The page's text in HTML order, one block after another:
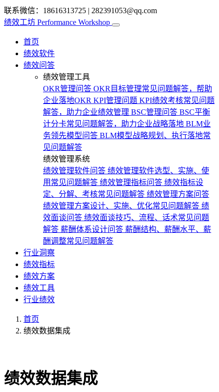
联系微信：18616313725 | 282391053@qq.com
绩效工坊 Performance Workshop
首页
绩效软件
绩效问答
绩效管理工具
OKR管理问答 OKR目标管理常见问题解答，帮助
企业落地OKR KPI管理问题 KPI绩效考核常见问题
解答，助力企业绩效管理 BSC管理问答 BSC平衡
计分卡常见问题解答，助力企业战略落地 BLM业
务领先模型问答 BLM模型战略规划、执行落地常
见问题解答
绩效管理系统
绩效管理软件问答 绩效管理软件选型、实施、使
用常见问题解答 绩效管理指标问答 绩效指标设
定、分解、考核常见问题解答 绩效管理方案问答
绩效管理方案设计、实施、优化常见问题解答 绩
效面谈问答 绩效面谈技巧、流程、话术常见问题
解答 薪酬体系设计问答 薪酬结构、薪酬水平、薪
酬调整常见问题解答
行业洞察
绩效指标
绩效方案
绩效工具
行业绩效
首页
绩效数据集成
绩效数据集成